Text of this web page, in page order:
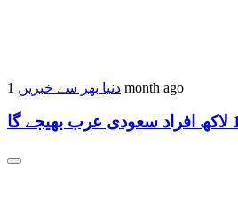
دنیا بھر سے خبریں 1 month ago